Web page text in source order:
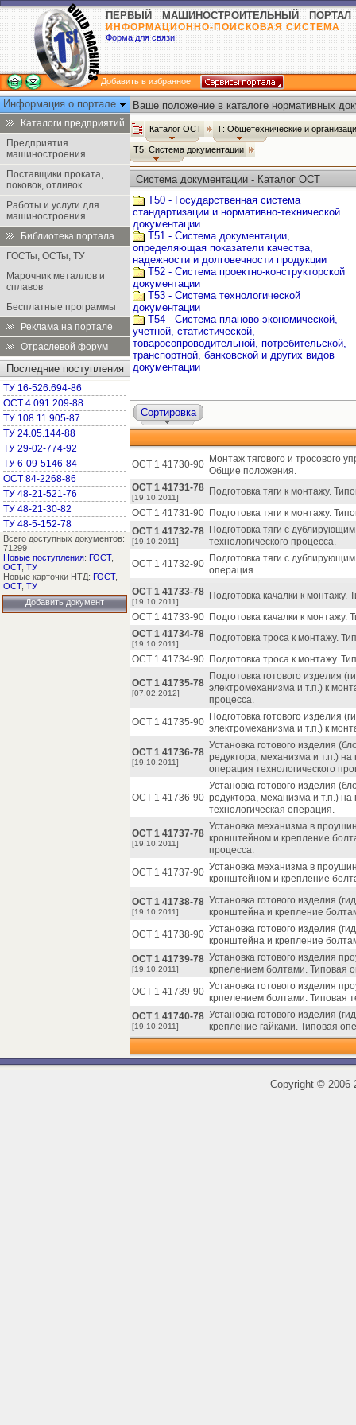
ПЕРВЫЙ МАШИНОСТРОИТЕЛЬНЫЙ ПОРТАЛ
ИНФОРМАЦИОННО-ПОИСКОВАЯ СИСТЕМА
Форма для связи
Добавить в избранное
Информация о портале
Каталоги предприятий
Предприятия
машиностроения
Поставщики проката,
поковок, отливок
Работы и услуги для
машиностроения
Библиотека портала
ГОСТы, ОСТы, ТУ
Марочник металлов и
сплавов
Бесплатные программы
Реклама на портале
Отраслевой форум
Последние поступления
ТУ 16-526.694-86
ОСТ 4.091.209-88
ТУ 108.11.905-87
ТУ 24.05.144-88
ТУ 29-02-774-92
ТУ 6-09-5146-84
ОСТ 84-2268-86
ТУ 48-21-521-76
ТУ 48-21-30-82
ТУ 48-5-152-78
Всего доступных документов:
71299
Новые поступления: ГОСТ,
ОСТ, ТУ
Новые карточки НТД: ГОСТ,
ОСТ, ТУ
Добавить документ
Ваше положение в каталоге нормативных
Каталог ОСТ Т: Общетехнические и
Т5: Система документации
Система документации - Каталог ОСТ
Т50 - Государственная система
стандартизации и нормативно-технической
документации
Т51 - Система документации,
определяющая показатели качества,
надежности и долговечности продукции
Т52 - Система проектно-конструкторской
документации
Т53 - Система технологической
документации
Т54 - Система планово-экономической,
учетной, статистической,
товаросопроводительной, потребительской,
транспортной, банковской и других видов
документации
Сортировка
ОСТ 1 41730-90 Монтаж тягового и тросового
Общие положения.
ОСТ 1 41731-78
[19.10.2011]
Подготовка тяги к монтажу.
ОСТ 1 41731-90 Подготовка тяги к монтажу.
ОСТ 1 41732-78
[19.10.2011]
Подготовка тяги с
технологического процесса.
ОСТ 1 41732-90 Подготовка тяги с
операция.
ОСТ 1 41733-78
[19.10.2011]
Подготовка качалки к монтажу.
ОСТ 1 41733-90 Подготовка качалки к монтажу.
ОСТ 1 41734-78
[19.10.2011]
Подготовка троса к монтажу.
ОСТ 1 41734-90 Подготовка троса к монтажу.
ОСТ 1 41735-78
[07.02.2012]
Подготовка готового изделия
электромеханизма и т.п.) к
процесса.
ОСТ 1 41735-90 Подготовка готового изделия
электромеханизма и т.п.) к
ОСТ 1 41736-78
[19.10.2011]
Установка готового изделия
редуктора, механизма и т.п.)
операция технологического
ОСТ 1 41736-90
Установка готового изделия
редуктора, механизма и т.п.)
технологическая операция.
ОСТ 1 41737-78
[19.10.2011]
Установка механизма в
кронштейном и крепление
процесса.
ОСТ 1 41737-90 Установка механизма в
кронштейном и крепление
ОСТ 1 41738-78
[19.10.2011]
Установка готового изделия
кронштейна и крепление
ОСТ 1 41738-90 Установка готового изделия
кронштейна и крепление
ОСТ 1 41739-78
[19.10.2011]
Установка готового изделия
крпелением болтами. Типовая
ОСТ 1 41739-90 Установка готового изделия
крпелением болтами. Типовая
ОСТ 1 41740-78
[19.10.2011]
Установка готового изделия
крепление гайками. Типовая
Copyright ©